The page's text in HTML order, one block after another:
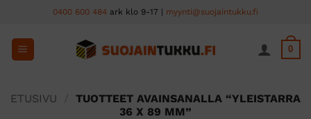
content
0400 600 484 ark klo 9-17 | myynti@suojaintukku.fi
0
ETUSIVU
TUOTTEET AVAINSANALLA “YLEISTARRA
36 X 89 MM”